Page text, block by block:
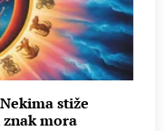
stiže
mora